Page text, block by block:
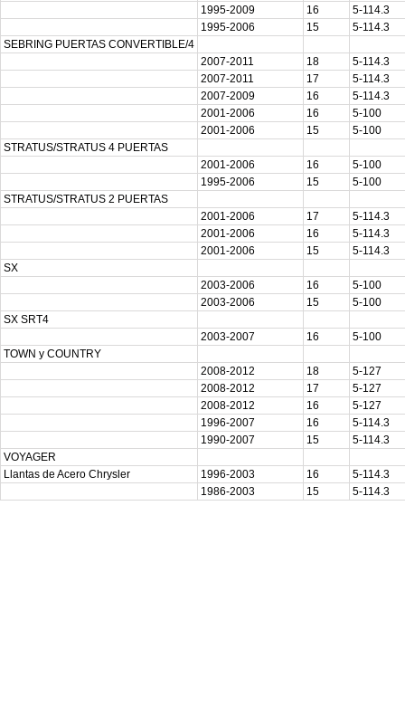
1995-2009
16
5-114.3
1995-2006
15
5-114.3
SEBRING PUERTAS CONVERTIBLE/4
2007-2011
18
5-114.3
2007-2011
17
5-114.3
2007-2009
16
5-114.3
2001-2006
16
5-100
2001-2006
15
5-100
STRATUS/STRATUS 4 PUERTAS
2001-2006
16
5-100
1995-2006
15
5-100
STRATUS/STRATUS 2 PUERTAS
2001-2006
17
5-114.3
2001-2006
16
5-114.3
2001-2006
15
5-114.3
SX
2003-2006
16
5-100
2003-2006
15
5-100
SX SRT4
2003-2007
16
5-100
TOWN y COUNTRY
2008-2012
18
5-127
2008-2012
17
5-127
2008-2012
16
5-127
1996-2007
16
5-114.3
1990-2007
15
5-114.3
VOYAGER
Llantas de Acero Chrysler
1996-2003 16
5-114.3
1986-2003
15 5-114.3